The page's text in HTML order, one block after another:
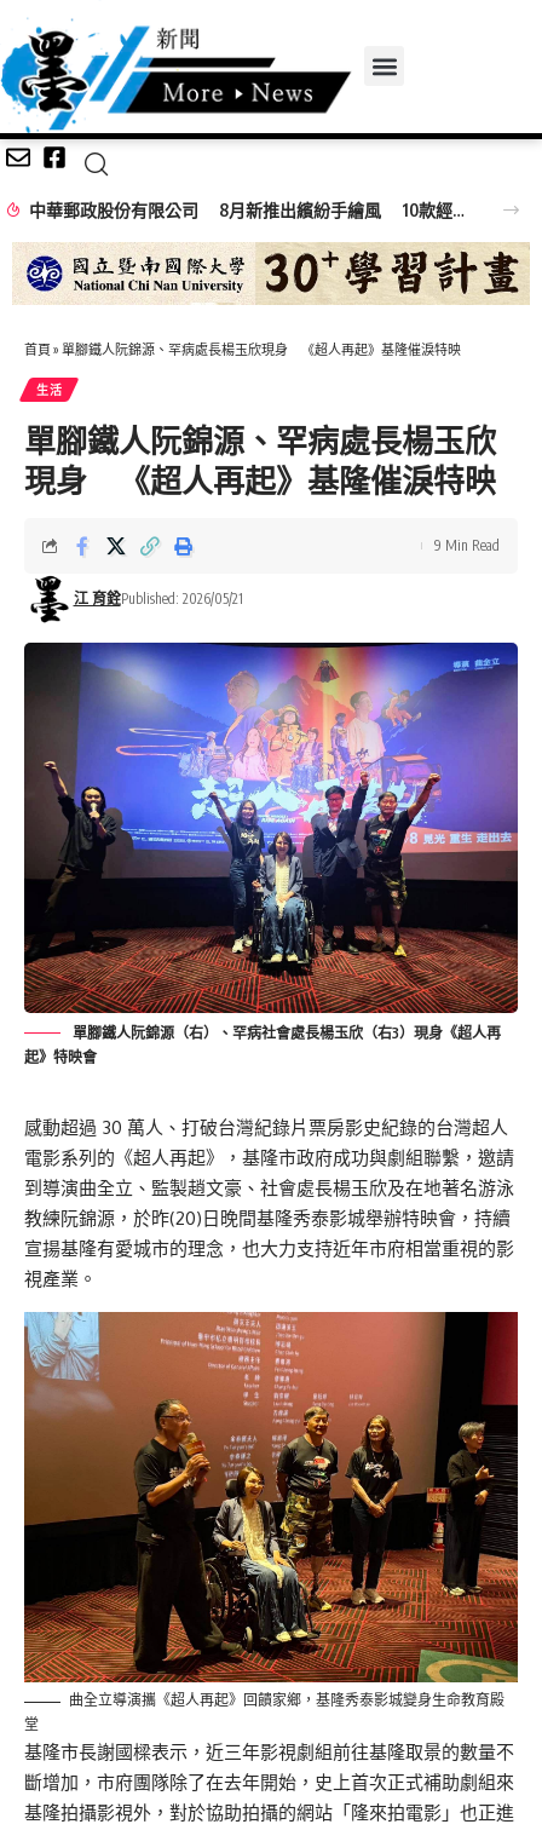
中華郵政股份有限公司 8月新推出繽紛手繪風 10款經典夜市小吃郵票
首頁 » 單腳鐵人阮錦源、罕病處長楊玉欣現身 《超人再起》基隆催淚特映
生活
單腳鐵人阮錦源、罕病處長楊玉欣
現身 《超人再起》基隆催淚特映
江 育銓Published: 2026/05/21
9 Min Read
單腳鐵人阮錦源（右）、罕病社會處長楊玉欣（右3）現身《超人再
起》特映會
感動超過 30 萬人、打破台灣紀錄片票房影史紀錄的台灣超人
電影系列的《超人再起》，基隆市政府成功與劇組聯繫，邀請
到導演曲全立、監製趙文豪、社會處長楊玉欣及在地著名游泳
教練阮錦源，於昨(20)日晚間基隆秀泰影城舉辦特映會，持續
宣揚基隆有愛城市的理念，也大力支持近年市府相當重視的影
視產業。
曲全立導演攜《超人再起》回饋家鄉，基隆秀泰影城變身生命教育殿
堂
基隆市長謝國樑表示，近三年影視劇組前往基隆取景的數量不
斷增加，市府團隊除了在去年開始，史上首次正式補助劇組來
基隆拍攝影視外，對於協助拍攝的網站「隆來拍電影」也正進